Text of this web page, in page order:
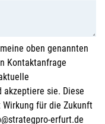
oben genannten
Kontaktanfrage
akzeptiere sie. Diese
für die Zukunft
erfurt.de